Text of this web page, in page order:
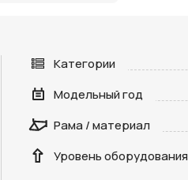
Категории
Модельный год
Рама / материал
Уровень оборудования
даетесогласие на обработку
конфиденциальности